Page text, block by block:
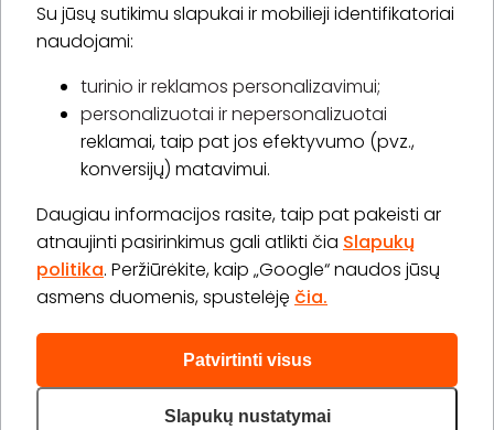
Su jūsų sutikimu slapukai ir mobilieji identifikatoriai
naudojami:
turinio ir reklamos personalizavimui;
personalizuotai ir nepersonalizuotai
reklamai, taip pat jos efektyvumo (pvz.,
konversijų) matavimui.
Daugiau informacijos rasite, taip pat pakeisti ar
atnaujinti pasirinkimus gali atlikti čia Slapukų
politika. Peržiūrėkite, kaip „Google“ naudos jūsų
asmens duomenis, spustelėję čia.
Patvirtinti visus
Slapukų nustatymai
Prenumeruoti
Apie „BookitNow“
Informacija
„GERA DOVANA“ GRUPĖ
2026 © Visos teisės saugomos info@bookitnow.lt, +370
645 03 111